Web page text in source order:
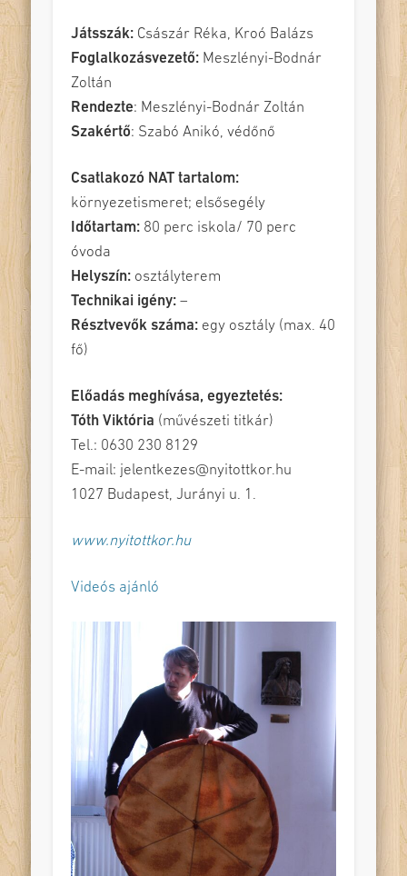
Játsszák: Császár Réka, Kroó Balázs
Foglalkozásvezető: Meszlényi-Bodnár
Zoltán
Rendezte: Meszlényi-Bodnár Zoltán
Szakértő: Szabó Anikó, védőnő
Csatlakozó NAT tartalom:
környezetismeret; elsősegély
Időtartam: 80 perc iskola/ 70 perc
óvoda
Helyszín: osztályterem
Technikai igény: –
Résztvevők száma: egy osztály (max. 40
fő)
Előadás meghívása, egyeztetés:
Tóth Viktória (művészeti titkár)
Tel.: 0630 230 8129
E-mail: jelentkezes@nyitottkor.hu
1027 Budapest, Jurányi u. 1.
www.nyitottkor.hu
Videós ajánló